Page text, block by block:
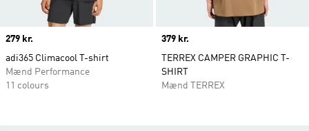
Price
279 kr.
adi365 Climacool T-shirt
Mænd Performance
11 colours
Price
379 kr.
TERREX CAMPER GRAPHIC T-
SHIRT
Mænd TERREX